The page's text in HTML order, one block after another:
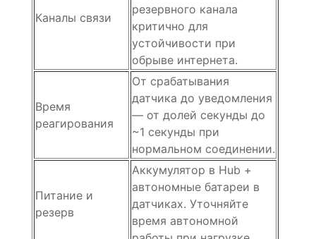
Каналы связи
резервного канала
критично для
устойчивости при
обрыве интернета.
Время
реагирования
От срабатывания
датчика до уведомления
— от долей секунды до
~1 секунды при
нормальном соединении.
Питание и
резерв
Аккумулятор в Hub +
автономные батареи в
датчиках. Уточняйте
время автономной